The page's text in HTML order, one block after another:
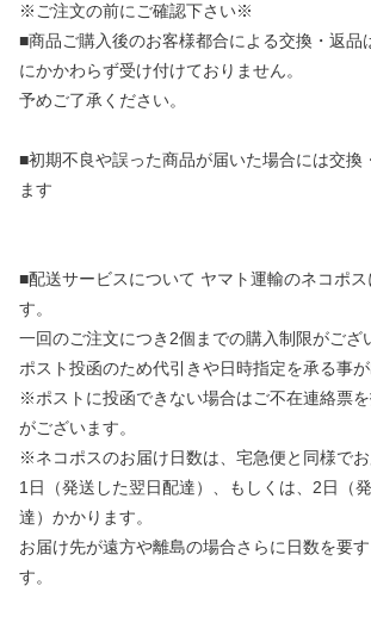
※ご注文の前にご確認下さい※
■商品ご購入後のお客様都合による交換・返品
にかかわらず受け付けておりません。
予めご了承ください。
■初期不良や誤った商品が届いた場合には交換
ます
■配送サービスについて ヤマト運輸のネコポス
す。
一回のご注文につき2個までの購入制限がござ
ポスト投函のため代引きや日時指定を承る事が
※ポストに投函できない場合はご不在連絡票
がございます。
※ネコポスのお届け日数は、宅急便と同様でお
1日（発送した翌日配達）、もしくは、2日（
達）かかります。
お届け先が遠方や離島の場合さらに日数を要
す。